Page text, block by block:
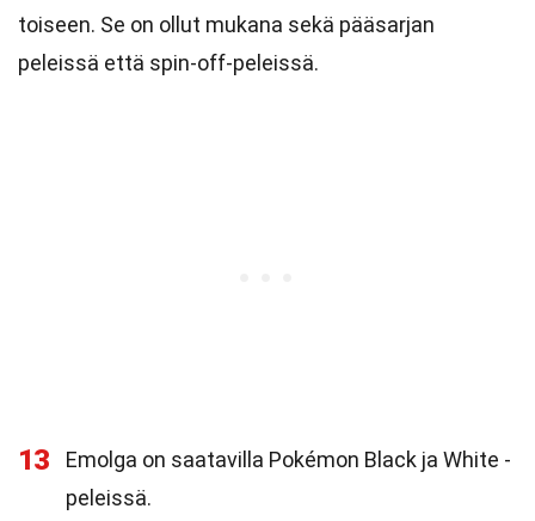
toiseen. Se on ollut mukana sekä pääsarjan
peleissä että spin-off-peleissä.
13
Emolga on saatavilla Pokémon Black ja White -
peleissä.